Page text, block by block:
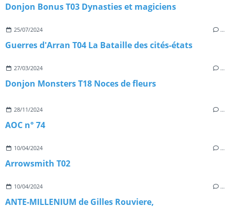
Donjon Bonus T03 Dynasties et magiciens
25/07/2024 …
Guerres d'Arran T04 La Bataille des cités-états
27/03/2024 …
Donjon Monsters T18 Noces de fleurs
28/11/2024 …
AOC n° 74
10/04/2024 …
Arrowsmith T02
10/04/2024 …
ANTE-MILLENIUM de Gilles Rouviere,